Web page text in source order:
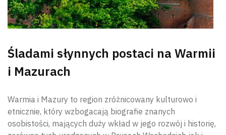
Śladami słynnych postaci na Warmii
i Mazurach
Warmia i Mazury to region zróżnicowany kulturowo i
etnicznie, który wzbogacają biografie znanych
osobistości, mających duży wkład w jego rozwój i historię,